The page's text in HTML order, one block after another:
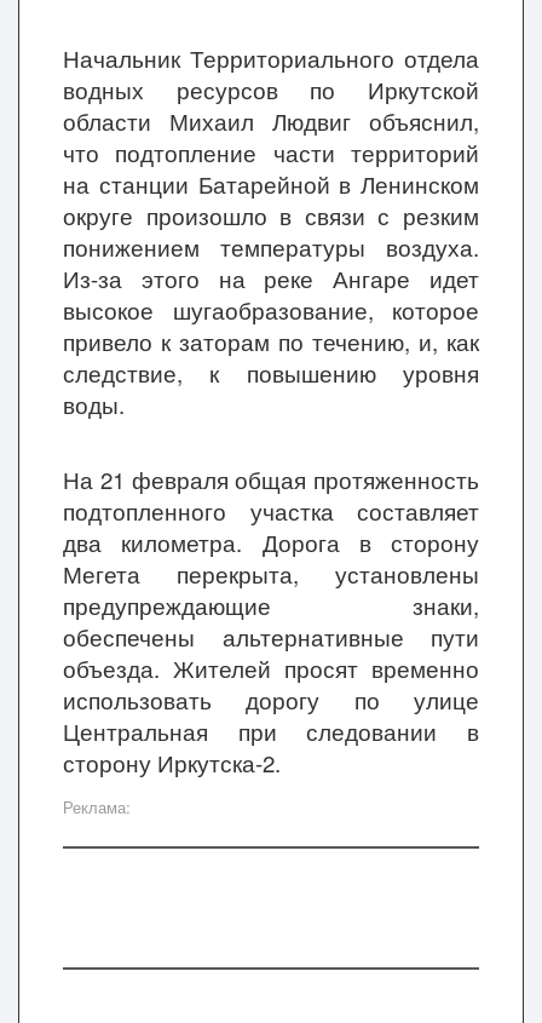
Начальник Территориального отдела
водных ресурсов по Иркутской
области Михаил Людвиг объяснил,
что подтопление части территорий
на станции Батарейной в Ленинском
округе произошло в связи с резким
понижением температуры воздуха.
Из-за этого на реке Ангаре идет
высокое шугаобразование, которое
привело к заторам по течению, и, как
следствие, к повышению уровня
воды.
На 21 февраля общая протяженность
подтопленного участка составляет
два километра. Дорога в сторону
Мегета перекрыта, установлены
предупреждающие знаки,
обеспечены альтернативные пути
объезда. Жителей просят временно
использовать дорогу по улице
Центральная при следовании в
сторону Иркутска-2.
Реклама: